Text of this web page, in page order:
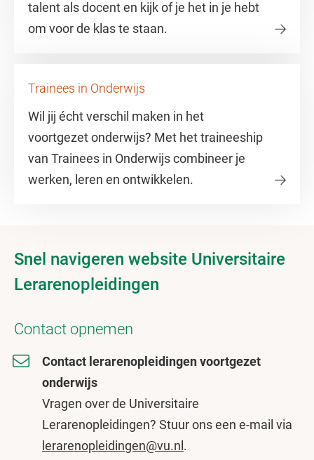
talent als docent en kijk of je het in je hebt
om voor de klas te staan.
Trainees in Onderwijs
Wil jij écht verschil maken in het
voortgezet onderwijs? Met het traineeship
van Trainees in Onderwijs combineer je
werken, leren en ontwikkelen.
Snel navigeren website Universitaire
Lerarenopleidingen
Contact opnemen
Contact lerarenopleidingen voortgezet
onderwijs
Vragen over de Universitaire
Lerarenopleidingen? Stuur ons een e-mail via
lerarenopleidingen@vu.nl .